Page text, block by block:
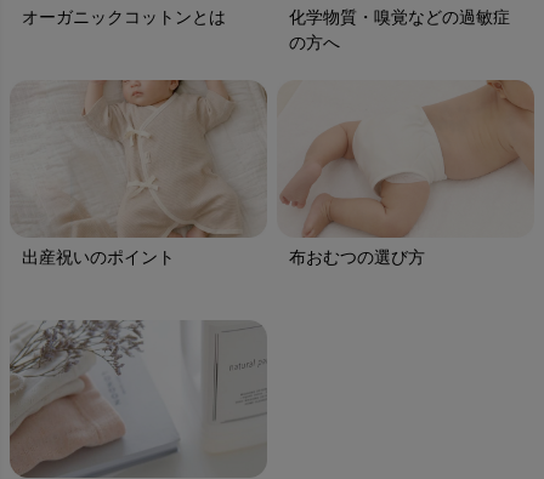
オーガニックコットンとは
化学物質・嗅覚などの過敏症
の方へ
出産祝いのポイント 布おむつの選び方